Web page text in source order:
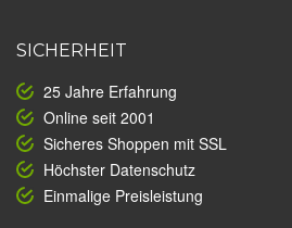
SICHERHEIT
25 Jahre Erfahrung
Online seit 2001
Sicheres Shoppen mit SSL
Höchster Datenschutz
Einmalige Preisleistung